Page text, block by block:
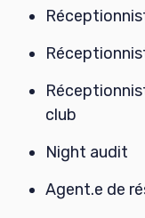
club
Night audit
Agent.e de